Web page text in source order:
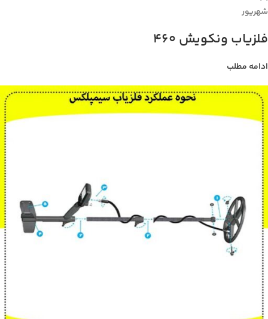
شهریور
فلزیاب ونکویش 460
ادامه مطلب